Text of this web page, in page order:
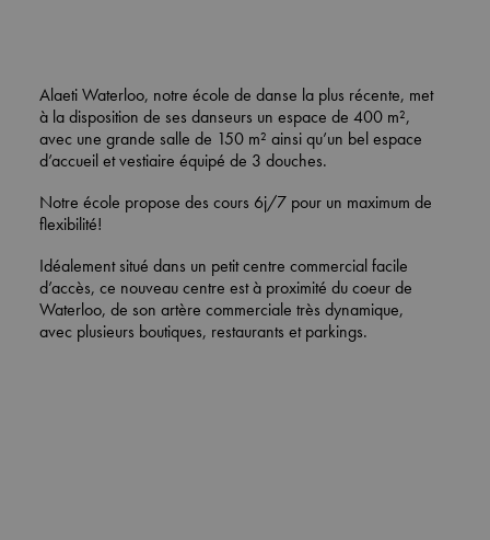
Alaeti Waterloo, notre école de danse la plus récente, met
à la disposition de ses danseurs un espace de 400 m²,
avec une grande salle de 150 m² ainsi qu’un bel espace
d’accueil et vestiaire équipé de 3 douches.
Notre école propose des cours 6j/7 pour un maximum de
flexibilité!
Idéalement situé dans un petit centre commercial facile
d’accès, ce nouveau centre est à proximité du coeur de
Waterloo, de son artère commerciale très dynamique,
avec plusieurs boutiques, restaurants et parkings.